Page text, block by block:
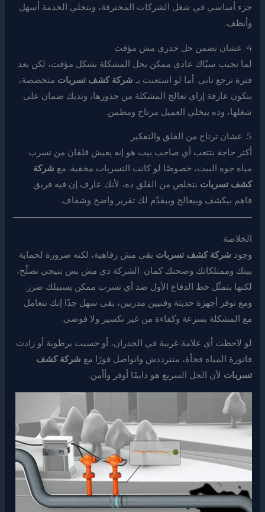
جزء أساسي في شغل الشركات المحترفة، وبتخلي الخدمة أسهل
وأنظف.
4. عشان تضمن حل جذري مش مؤقت
لما تجيب سبّاك عادي ممكن يحل المشكلة بشكل مؤقت، لكن بعد
فترة ترجع تاني. أما لو استعنت بـ شركة كشف تسربات متخصصة،
بتكون عارفة إزاي تعالج المشكلة من جذورها، وتديك ضمان على
شغلها، وده بيخلي العميل مرتاح ومطمن.
5. عشان ترتاح من القلق والتفكير
أكتر حاجة بتتعب أي صاحب بيت هو إنه يعيش قلقان من تسرب
مياه جوه البيت، خصوصًا لو كانت التسربات مخفية. مع شركة
كشف تسربات بتخلص من القلق ده، لأنك عارف إن فيه فريق
فاهم بيكشف وبيعالج وبيقدّم لك تقرير واضح وشفاف.
الخلاصة
وجود شركة كشف تسربات بقى مش رفاهية، لكنه ضرورة لحماية
بيتك وممتلكاتك وصحتك كمان. الشركة دي مش بس بتيجي تصلّح،
لكنها بتمثّل خط الدفاع الأول ضد أي تسرب ممكن يسببلك ضرر.
ومع توفر أجهزة حديثة وفنيين مدربين، بقى سهل جدًا إنك تتعامل
مع المشكلة بسرعة وكفاءة من غير تكسير ولا فوضى.
لو لاحظت أي علامة غريبة في الجدران، أو حسيت برطوبة أو زادت
فاتورة المياه فجأة، متترددش واتواصل فورًا مع شركة كشف
تسربات لأن الحل السريع هو دايمًا أوفر وأأمن.